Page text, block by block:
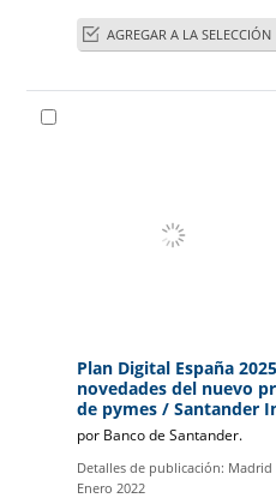
AGREGAR A LA SELECCIÓN
Plan Digital España
novedades del nuevo
de pymes/ Santander
por Banco de Santander.
Detalles de publicación: Madrid
Enero 2022